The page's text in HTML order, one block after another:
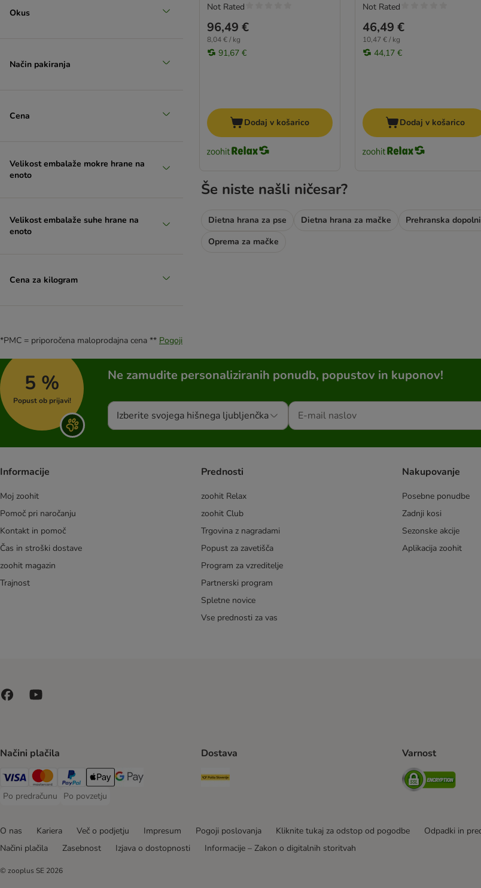
Okus
Način pakiranja
Cena
Velikost embalaže mokre hrane na
enoto
Velikost embalaže suhe hrane na
enoto
Cena za kilogram
96,49 €
8,04 € / kg
91,67 €
Not Rated
Dodaj v košarico
46,49 €
10,47 € / kg
44,17 €
Not Rated
Dodaj v košarico
Še niste našli ničesar?
Dietna hrana za pse Dietna hrana za mačke Prehranska
Oprema za mačke
*PMC = priporočena maloprodajna cena ** Pogoji
5 %
Popust ob prijavi!
Ne zamudite personaliziranih ponudb, popustov in kuponov!
Izberite svojega hišnega ljubljenčka
Informacije
Moj zoohit
Pomoč pri naročanju
Kontakt in pomoč
Čas in stroški dostave
zoohit magazin
Trajnost
Prednosti
zoohit Relax
zoohit Club
Trgovina z nagradami
Popust za zavetišča
Program za vzreditelje
Partnerski program
Spletne novice
Vse prednosti za vas
Nakupovanje
Posebne ponudbe
Zadnji kosi
Sezonske akcije
Aplikacija zoohit
Načini plačila
Visa Payment Method
MasterCard Payment Method
PayPal Payment Method
Apple Pay Payment Method
Google pay Payment Method
Po predračunu
Po predračunu Payment Method
Po povzetju
Po povzetju Payment Method
Dostava
Pošta Slovenije Shipping Method
Varnost
Security
O nas Kariera Več o podjetju Impresum Pogoji poslovanja Kliknite tukaj za odstop od pogodbe Odpadki in
Načini plačila
Zasebnost Izjava o dostopnosti Informacije – Zakon o digitalnih storitvah
© zooplus SE 2026